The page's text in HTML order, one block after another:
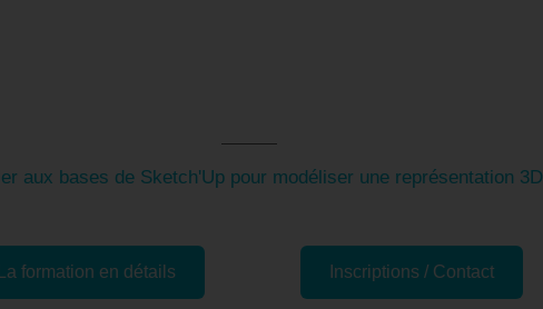
aux bases de Sketch'Up pour modéliser une représentation 3D
La formation en détails Inscriptions / Contact